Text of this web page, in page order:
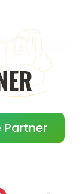
Partner